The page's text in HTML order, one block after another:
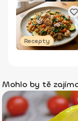
Recepty
Mohlo by tě